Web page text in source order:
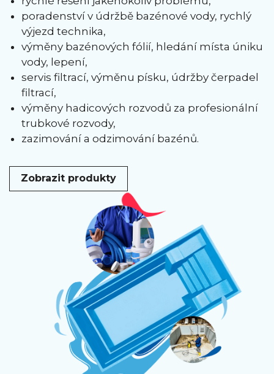
poradenství v údržbě bazénové vody, rychlý
výjezd technika,
výměny bazénových fólií, hledání místa úniku
vody, lepení,
servis filtrací, výměnu písku, údržby čerpadel
filtrací,
výměny hadicových rozvodů za profesionální
trubkové rozvody,
zazimování a odzimování bazénů.
Zobrazit produkty